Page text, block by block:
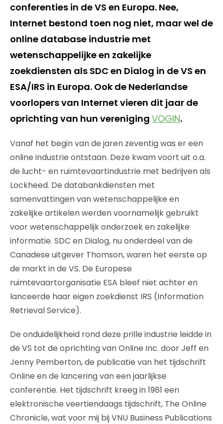
conferenties in de VS en Europa. Nee,
Internet bestond toen nog niet, maar wel de
online database industrie met
wetenschappelijke en zakelijke
zoekdiensten als SDC en Dialog in de VS en
ESA/IRS in Europa. Ook de Nederlandse
voorlopers van Internet vieren dit jaar de
oprichting van hun vereniging VOGIN.
Vanaf het begin van de jaren zeventig was er een
online industrie ontstaan. Deze kwam voort uit o.a.
de lucht- en ruimtevaartindustrie met bedrijven als
Lockheed. De databankdiensten met
samenvattingen van wetenschappelijke en
zakelijke artikelen werden voornamelijk gebruikt
voor wetenschappelijk onderzoek en zakelijke
informatie. SDC en Dialog, nu onderdeel van de
Canadese uitgever Thomson, waren het eerste op
de markt in de VS. De Europese
ruimtevaartorganisatie ESA bleef niet achter en
lanceerde haar eigen zoekdienst IRS (Information
Retrieval Service).
De onduidelijkheid rond deze prille industrie leidde in
de VS tot de oprichting van Online Inc. door Jeff en
Jenny Pemberton, de publicatie van het tijdschrift
Online en de lancering van een jaarlijkse
conferentie. Het tijdschrift kreeg in 1981 een
elektronische veertiendaags tijdschrift, The Online
Chronicle, wat voor mij bij VNU Business Publications